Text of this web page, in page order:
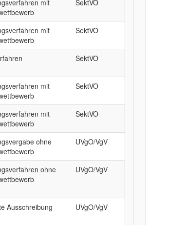
mit
SektVO
mit
SektVO
SektVO
mit
SektVO
mit
SektVO
ohne
UVgO/VgV
ohne
UVgO/VgV
Ausschreibung UVgO/VgV